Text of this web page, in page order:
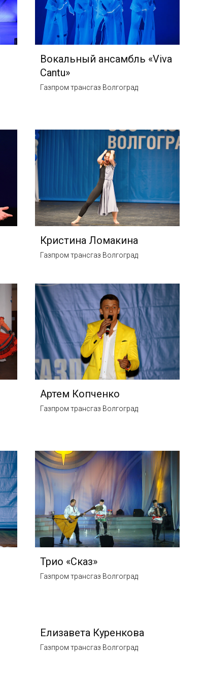
Вокальный ансамбль «Viva
Cantu»
Газпром трансгаз Волгоград
Кристина Ломакина
Газпром трансгаз Волгоград
Артем Копченко
Газпром трансгаз Волгоград
Трио «Сказ»
Газпром трансгаз Волгоград
Елизавета Куренкова
Газпром трансгаз Волгоград